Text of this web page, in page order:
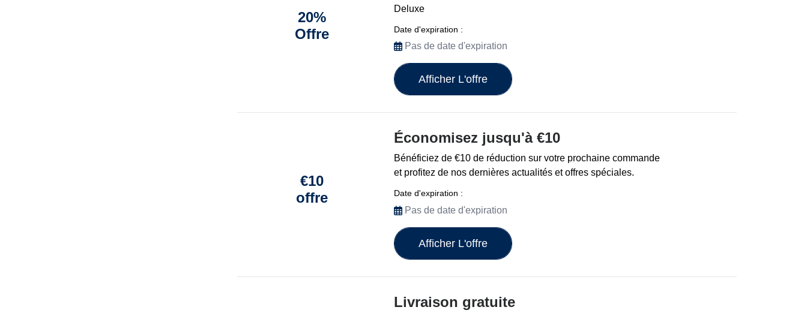
20%
Offre
Deluxe
Date d'expiration :
Pas de date d'expiration
Afficher L'offre
€10
offre
Économisez jusqu'à €10
Bénéficiez de €10 de réduction sur votre prochaine commande
et profitez de nos dernières actualités et offres spéciales.
Date d'expiration :
Pas de date d'expiration
Afficher L'offre
Livraison gratuite